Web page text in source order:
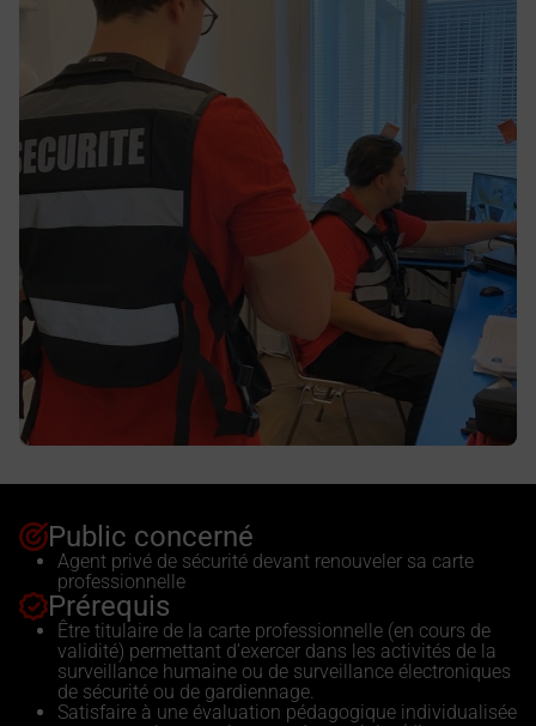
Public concerné
Agent privé de sécurité devant renouveler sa carte
professionnelle
Prérequis
Être titulaire de la carte professionnelle (en cours de
validité) permettant d’exercer dans les activités de la
surveillance humaine ou de surveillance électroniques
de sécurité ou de gardiennage.
Satisfaire à une évaluation pédagogique individualisée